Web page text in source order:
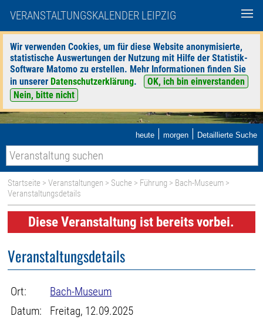
VERANSTALTUNGSKALENDER LEIPZIG
Wir verwenden Cookies, um für diese Website anonymisierte,
statistische Auswertungen der Nutzung mit Hilfe der Statistik-
Software Matomo zu erstellen. Mehr Informationen finden Sie
in unserer Datenschutzerklärung.
OK, ich bin einverstanden
Nein, bitte nicht
heute | morgen | Detaillierte Suche
Startseite >Veranstaltungen > Suche > Führung > Bach-Museum >
Veranstaltungsdetails
Diese Veranstaltung ist bereits vorbei.
Veranstaltungsdetails
Ort:
Bach-Museum
Datum:
Freitag, 12.09.2025